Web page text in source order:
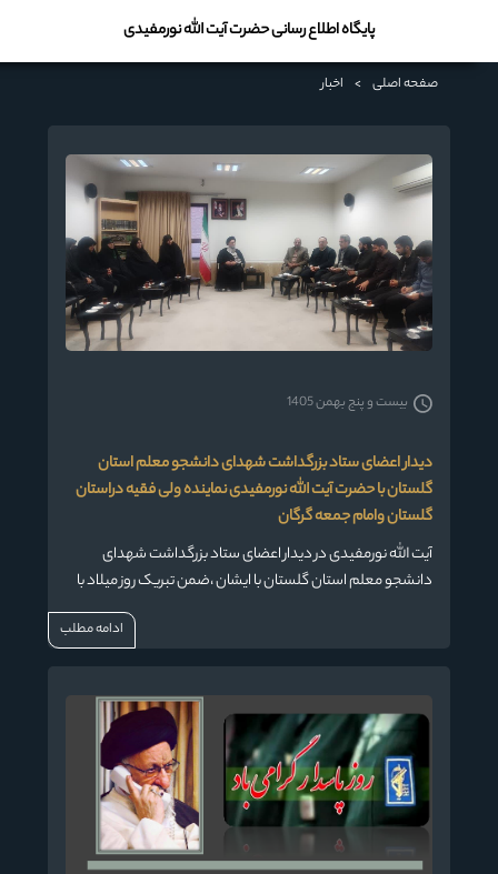
پایگاه اطلاع رسانی حضرت آیت الله نورمفیدی
صفحه اصلی > اخبار
دیدار اعضای ستاد بزرگداشت شهدای دانشجو معلم استان
گلستان با حضرت آیت الله نورمفیدی نماینده ولی فقیه دراستان
گلستان وامام جمعه گرگان
آیت الله نورمفیدی در دیدار اعضای ستاد بزرگداشت شهدای
دانشجو معلم استان گلستان با ایشان ،ضمن تبریک روز میلاد با
سعادت سیدالشهداء و با بیان اینکه امام حسین(ع) کشتی نجات
و چراغ هدایت است ، گفت : رابطه با امام حسین (ع) در دل و جان
بیست و پنج بهمن 1405
ادامه مطلب